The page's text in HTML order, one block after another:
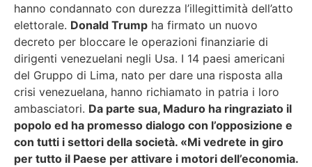
hanno condannato con durezza l’illegittimità dell’atto
elettorale. Donald Trump ha firmato un nuovo
decreto per bloccare le operazioni finanziarie di
dirigenti venezuelani negli Usa. I 14 paesi americani
del Gruppo di Lima, nato per dare una risposta alla
crisi venezuelana, hanno richiamato in patria i loro
ambasciatori. Da parte sua, Maduro ha ringraziato il
popolo ed ha promesso dialogo con l’opposizione e
con tutti i settori della società. «Mi vedrete in giro
per tutto il Paese per attivare i motori dell’economia.